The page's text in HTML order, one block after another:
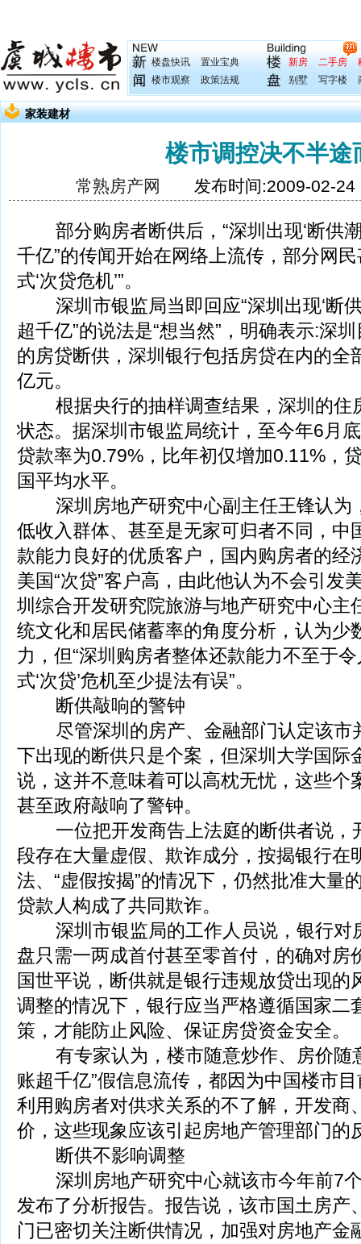
楼盘快讯
置业宝典
楼市观察
政策法规
新房 二手房
别墅
写字楼
家装建材
楼市调控决不半途
常熟房产网 发布时间:2009-02-
部分购房者断供后，“深圳出现‘断供潮
千亿”的传闻开始在网络上流传，部分网
式‘次贷危机’”。
深圳市银监局当即回应“深圳出现‘断供
超千亿”的说法是“想当然”，明确表示:深
的房贷断供，深圳银行包括房贷在内的全
亿元。
根据央行的抽样调查结果，深圳的住
状态。据深圳市银监局统计，至今年6月
贷款率为0.79%，比年初仅增加0.11%，
国平均水平。
深圳房地产研究中心副主任王锋认为
低收入群体、甚至是无家可归者不同，中
款能力良好的优质客户，国内购房者的经
美国“次贷”客户高，由此他认为不会引发
圳综合开发研究院旅游与地产研究中心主
统文化和居民储蓄率的角度分析，认为少
力，但“深圳购房者整体还款能力不至于
式‘次贷’危机至少提法有误”。
断供敲响的警钟
尽管深圳的房产、金融部门认定该市
下出现的断供只是个案，但深圳大学国际
说，这并不意味着可以高枕无忧，这些个
甚至政府敲响了警钟。
一位把开发商告上法庭的断供者说，
段存在大量虚假、欺诈成分，按揭银行在
法、“虚假按揭”的情况下，仍然批准大量
贷款人构成了共同欺诈。
深圳市银监局的工作人员说，银行对
盘只需一两成首付甚至零首付，的确对房
国世平说，断供就是银行违规放贷出现的
调整的情况下，银行应当严格遵循国家二
策，才能防止风险、保证房贷资金安全。
有专家认为，楼市随意炒作、房价随
账超千亿”假信息流传，都因为中国楼市
利用购房者对供求关系的不了解，开发商
价，这些现象应该引起房地产管理部门的
断供不影响调整
深圳房地产研究中心就该市今年前7个
发布了分析报告。报告说，该市国土房产
门已密切关注断供情况，加强对房地产金